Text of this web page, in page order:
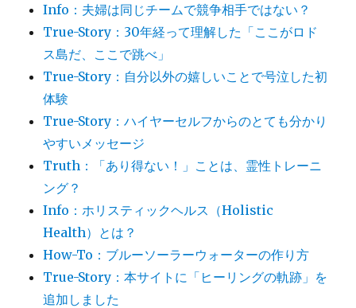
Info：夫婦は同じチームで競争相手ではない？
True-Story：30年経って理解した「ここがロド
ス島だ、ここで跳べ」
True-Story：自分以外の嬉しいことで号泣した初
体験
True-Story：ハイヤーセルフからのとても分かり
やすいメッセージ
Truth：「あり得ない！」ことは、霊性トレーニ
ング？
Info：ホリスティックヘルス（Holistic
Health）とは？
How-To：ブルーソーラーウォーターの作り方
True-Story：本サイトに「ヒーリングの軌跡」を
追加しました